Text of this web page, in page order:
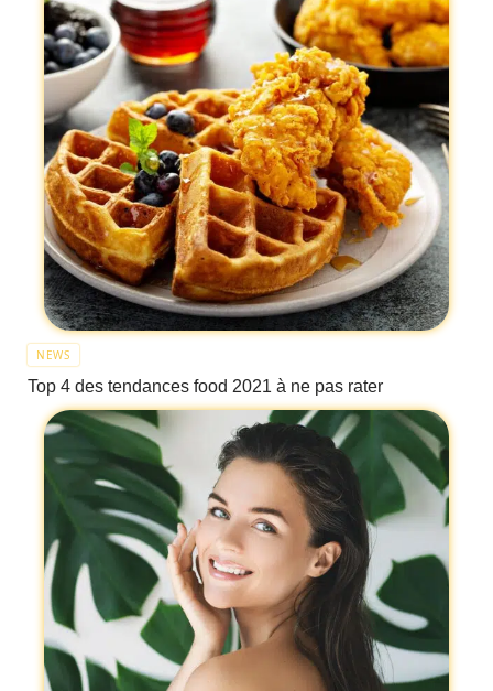
NEWS
Top 4 des tendances food 2021 à ne pas rater